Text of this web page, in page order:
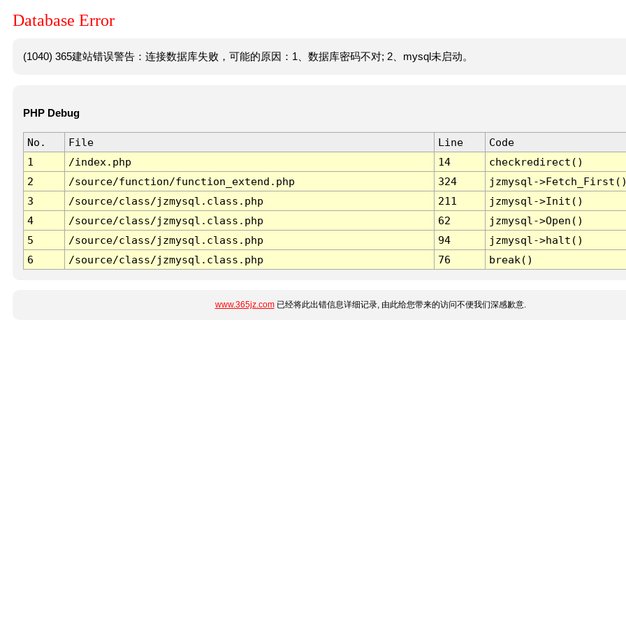
Database Error
(1040) 365建站错误警告：连接数据库失败，可能的原因：1、数据库密码不对; 2、mysql未启动。
PHP Debug
No. File Line
Code
1
/index.php 14
checkredirect()
2
/source/function/function_extend.php 324
jzmysql-
3
/source/class/jzmysql.class.php 211
jzmysql->Init()
4
/source/class/jzmysql.class.php 62
jzmysql->Open()
5
/source/class/jzmysql.class.php 94
jzmysql->halt()
6
/source/class/jzmysql.class.php 76 break()
www.365jz.com已经将此出错信息详细记录, 由此给您带来的访问不便我们深感歉意.